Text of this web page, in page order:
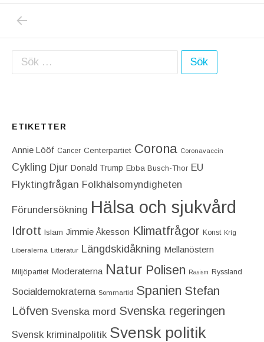
Inläggsnavigering
Sök efter:
ETIKETTER
Annie Lööf Cancer Centerpartiet‎ Corona Coronavaccin
Cykling Djur Donald Trump Ebba Busch-Thor EU
Flyktingfrågan Folkhälsomyndigheten
Förundersökning Hälsa och sjukvård
Idrott Islam Jimmie Åkesson Klimatfrågor Konst Krig
Liberalerna Litteratur Längdskidåkning Mellanöstern
Miljöpartiet Moderaterna Natur Polisen Rasism Ryssland
Socialdemokraterna Sommartid Spanien Stefan
Löfven Svenska mord Svenska regeringen
Svensk kriminalpolitik Svensk politik